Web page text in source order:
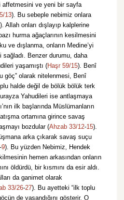
affetmesini ve yeni bir sayfa
13). Bu sebeple nebimiz onlara
). Allah onları dışlayıp kalplerine
hurma ağaçlarının kesilmesini
ve dışlanma, onların Medine’yi
Benzer durumu, daha
yaşamıştı (Haşr 59/15). Benî
göç” olarak nitelenmesi, Benî
halde değil de bölük bölük terk
Yahudileri ise antlaşmaya
ilk başlarında Müslümanların
ortamına girince savaş
bozdular (Ahzab 33/12-15).
arka çıkarak savaş suçu
-9). Bu yüzden Nebimiz, Hendek
hemen arkasından onların
öldürdü, bir kısmını da esir aldı.
da ganimet olarak
33/26-27). Bu ayetteki “ilk toplu
de yaşandığını gösterir. O